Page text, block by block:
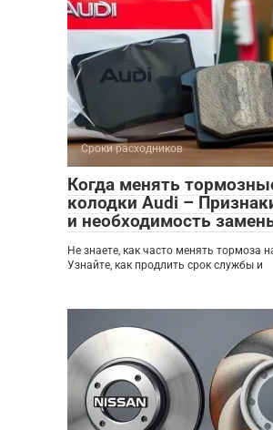
Сроки расходников
Когда менять
колодки Audi –
и необходимость
Не знаете, как часто менять тормоза
Узнайте, как продлить срок службы и